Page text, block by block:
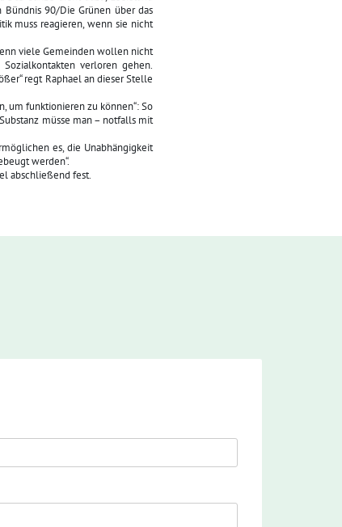
Bündnis 90/Die Grünen über das
muss reagieren, wenn sie nicht
viele Gemeinden wollen nicht
verloren gehen.
regt Raphael an dieser Stelle
um funktionieren zu können“: So
müsse man – notfalls mit
es, die Unabhängigkeit
werden“.
abschließend fest.